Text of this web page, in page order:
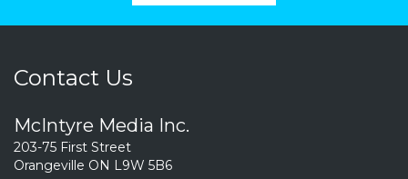
Contact Us
McIntyre Media Inc.
203-75 First Street
Orangeville ON L9W 5B6